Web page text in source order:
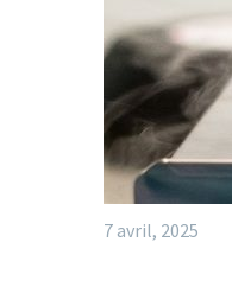
7 avril, 2025